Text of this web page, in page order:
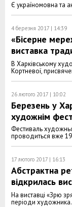
Є україномовна та
4 березня 2017 | 14:39
«Бісерне
виставка
В Харківському
Кортневої,
26 лютого 2017 | 10:02
Березень у
художнім
Фестиваль
проводиться вже 19
17 лютого 2017 | 16:13
Абстрактна
відкрилась
На виставці «Зрю
періоди художника.